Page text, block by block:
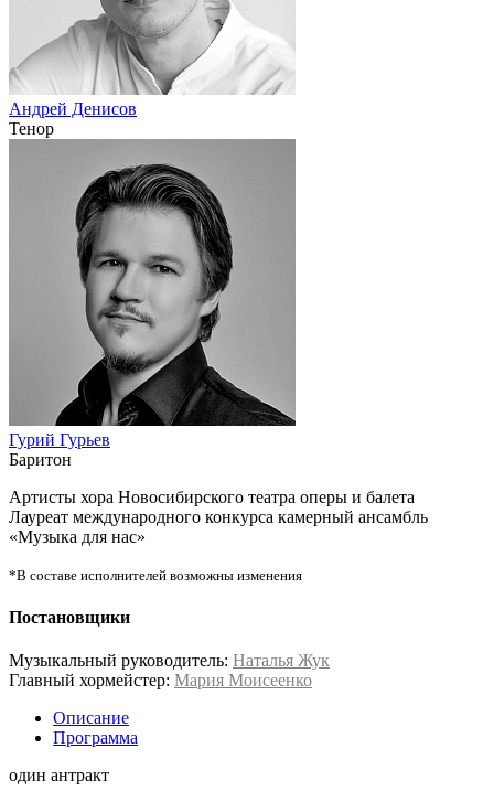
Андрей Денисов
Тенор
Гурий Гурьев
Баритон
Артисты хора Новосибирского театра оперы и балета
Лауреат международного конкурса камерный ансамбль
«Музыка для нас»
*В составе исполнителей возможны изменения
Постановщики
Музыкальный руководитель: Наталья Жук
Главный хормейстер: Мария Моисеенко
Описание
Программа
один антракт